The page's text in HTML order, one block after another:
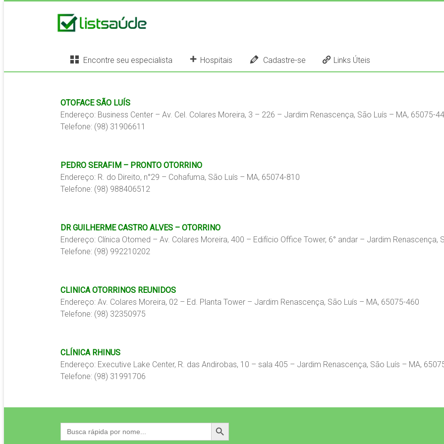
Encontre seu especialista Hospitais Cadastre-se Links Úteis
OTOFACE SÃO LUÍS
Endereço: Business Center – Av. Cel. Colares Moreira, 3 – 226 – Jardim Renascença, São Luís – MA, 65075-
Telefone: (98) 31906611
PEDRO SERAFIM – PRONTO OTORRINO
Endereço: R. do Direito, n°29 – Cohafuma, São Luís – MA, 65074-810
Telefone: (98) 988406512
DR GUILHERME CASTRO ALVES – OTORRINO
Endereço: Clínica Otomed – Av. Colares Moreira, 400 – Edifício Office Tower, 6° andar – Jardim Renascença,
Telefone: (98) 992210202
CLINICA OTORRINOS REUNIDOS
Endereço: Av. Colares Moreira, 02 – Ed. Planta Tower – Jardim Renascença, São Luís – MA, 65075-460
Telefone: (98) 32350975
CLÍNICA RHINUS
Endereço: Executive Lake Center, R. das Andirobas, 10 – sala 405 – Jardim Renascença, São Luís – MA,
Telefone: (98) 31991706
Search
for:
Search Button